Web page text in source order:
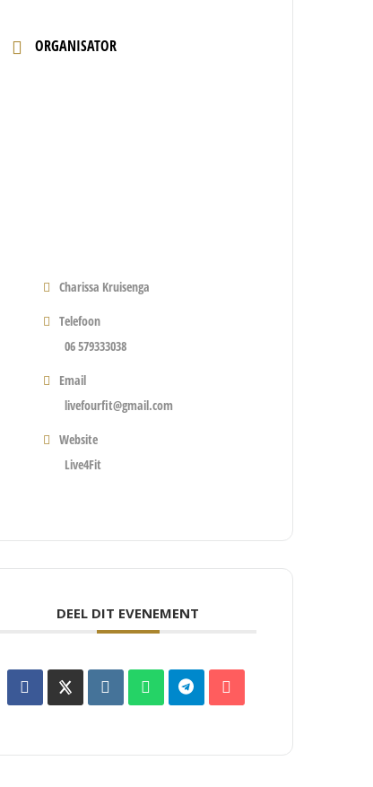
ORGANISATOR
Charissa Kruisenga
Telefoon
06 579333038
Email
livefourfit@gmail.com
Website
Live4Fit
DEEL DIT EVENEMENT